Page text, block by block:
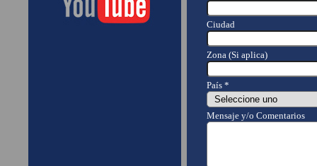
Ciudad
Zona (Si aplica)
País *
Mensaje y/o Comentarios